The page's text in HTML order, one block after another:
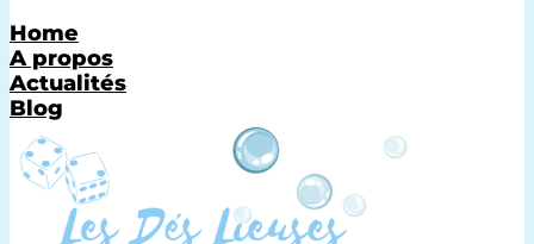
Home
A propos
Actualités
Blog